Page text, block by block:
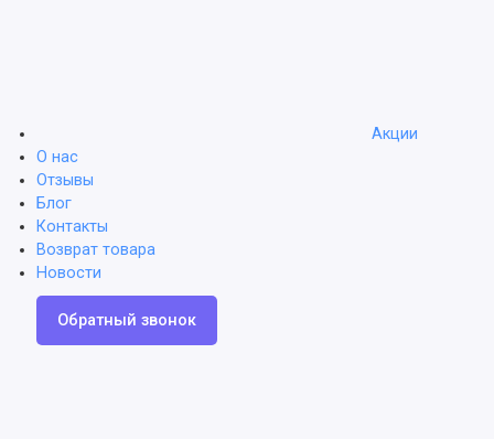
Акции
О нас
Отзывы
Блог
Контакты
Возврат товара
Новости
Обратный звонок